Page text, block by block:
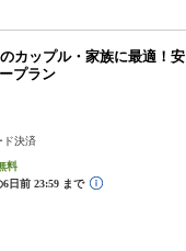
カップル・家族に最適！安
プラン
ド決済